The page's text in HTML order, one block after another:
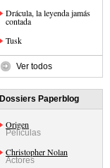
Drácula, la leyenda jamás
contada
Tusk
Ver todos
Dossiers Paperblog
Origen
Películas
Christopher Nolan
Actores